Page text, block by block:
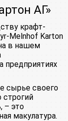
АГ»
крафт-
Melnhof Karton
в нашем
предприятиях
сырье своего
строгий
– это
макулатура.